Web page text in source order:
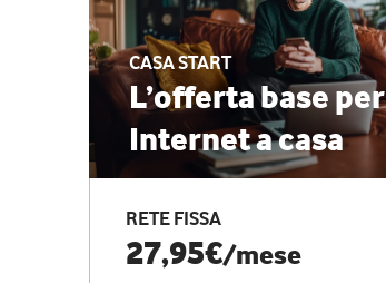
CASA START
L’offerta base per
Internet a casa
RETE FISSA
27,95€/mese